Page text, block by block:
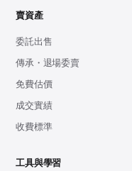
賣資產
委託出售
傳承・退場委賣
免費估價
成交實績
收費標準
工具與學習